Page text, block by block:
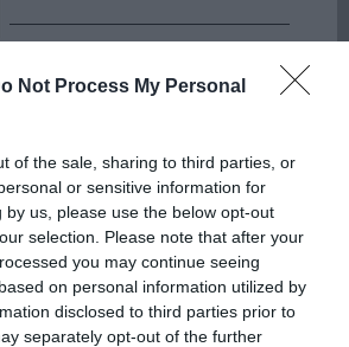
Not Process My Personal
of the sale, sharing to third parties, or
or sensitive information for
by us, please use the below opt-out
selection. Please note that after your
you may continue seeing
on personal information utilized by
disclosed to third parties prior to
separately opt-out of the further
«Γεμάτη αλμύρα»